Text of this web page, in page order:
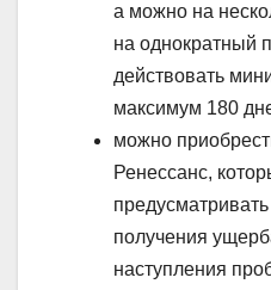
а можно на
на однократный
действовать
максимум 180
можно
Ренессанс,
получения
наступления